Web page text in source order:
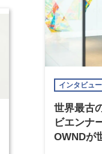
インタビュー
世界最古
ビエンナ
OWNDが